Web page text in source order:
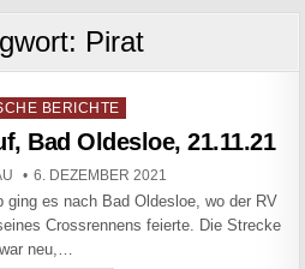
Pirat
BERICHTE
Bad Oldesloe, 21.11.21
PUBLISHED DATE:
6. DEZEMBER 2021
es nach Bad Oldesloe, wo der RV
Crossrennens feierte. Die Strecke
war neu,…